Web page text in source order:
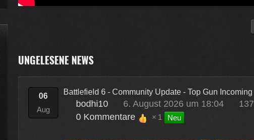
UNGELESENE NEWS
06
Aug
Battlefield 6 - Community Update - Top Gun Incoming
bodhi10 6. August 2026 um 18:04
137
0 Kommentare
1 Neu